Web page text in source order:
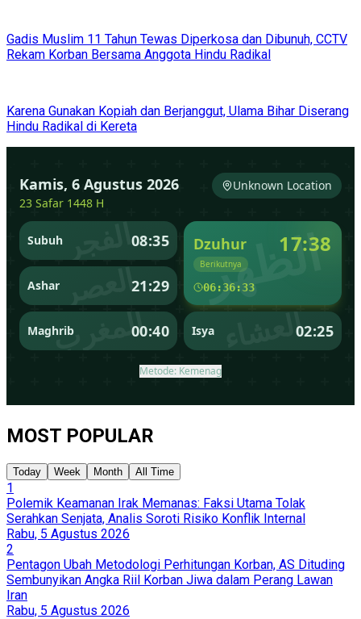
Gadis Muslim 11 Tahun Tewas Diperkosa dan Dibunuh, CCTV
Rekam Korban Bersama Anggota Hindu Radikal
Karena Gunakan Kopiah dan Berjanggut, Ulama Bihar Diserang
Hindu Radikal di Kereta
MOST POPULAR
Today Week Month All Time
1
Polemik Keamanan Irak Memanas: Faksi Utama Tolak
Serahkan Senjata, Analis Soroti Risiko Konflik Internal
Rabu, 5 Agustus 2026
2
Pentagon Ubah Metodologi Perhitungan Korban, AS Dituding
Sembunyikan Angka Riil Korban Jiwa dalam Perang Lawan
Iran
Rabu, 5 Agustus 2026